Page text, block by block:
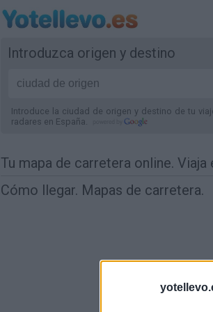
Introduzca origen y destino
Introduce la ciudad de origen y destino de tu
radares en España.
Tu mapa de carretera online. Viaja
Cómo llegar. Mapas de carretera.